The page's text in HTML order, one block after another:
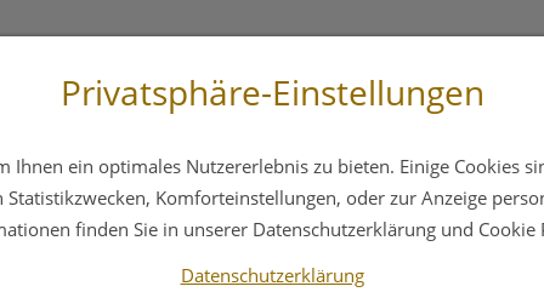
Hautpflege Familie Nahrungsergänzung
Privatsphäre-Einstellungen
Ihnen ein optimales Nutzererlebnis zu bieten. Einige Cookies
Komforteinstellungen, oder zur Anzeige
finden Sie in unserer Datenschutzerklärung und Cookie
Datenschutzerklärung